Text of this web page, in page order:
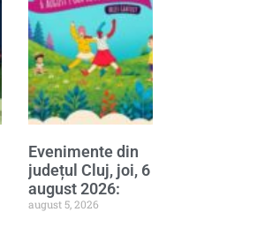
Evenimente din
județul Cluj, joi, 6
august 2026:
august 5, 2026